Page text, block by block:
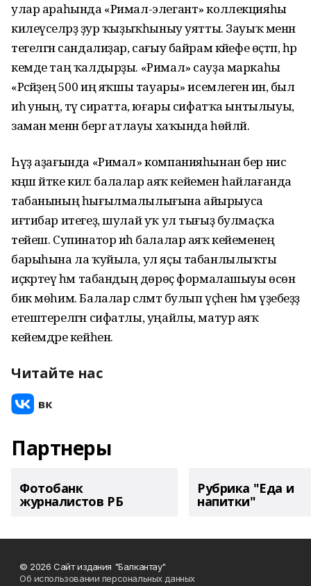
улар араһында «Римал-элегант» коллекцияһы
килеүселәрҙә ҙур ҡыҙыҡһыныу уятты. Зауыҡ менән
тегелгән сандалиҙар, сағыу байрам кәйефе өҫтәп, һәр
кемде таң ҡалдырҙы. «Римал» сауҙа маркаһы
«Рәсәйҙең 500 иң яҡшы тауары» исемлегенә инә, был
иһә уның, тәү сиратта, юғары сифатҡа ынтылыуы,
заман менән бергә атлауы хаҡында һөйләй.
Һүҙ аҙағында «Римал» компанияһынан бер нисә
кәңәш әйтке килә: балалар аяҡ кейемен һайлағанда
табанының һығылмалылығына айырыуса
иғтибар итегеҙ, шулай уҡ ул тығыҙ булмаҫҡа
тейеш. Супинатор иһә балалар аяҡ кейеменең
барыһына ла ҡуйыла, ул яҫы табанлылыҡты
иҫкәртеү һәм табандың дөрөҫ формалашыуы өсөн
бик мөһим. Балалар сәләмәт булып үҫһен һәм үҙебеҙҙә
етештерелгән сифатлы, уңайлы, матур аяҡ
кейемдәре кейһен.
Читайте нас
Партнеры
Фотобанк
журналистов РБ
Рубрика "Еда и
напитки"
© 2026 Сайт издания "Балкантау"
Об использовании персональных данных